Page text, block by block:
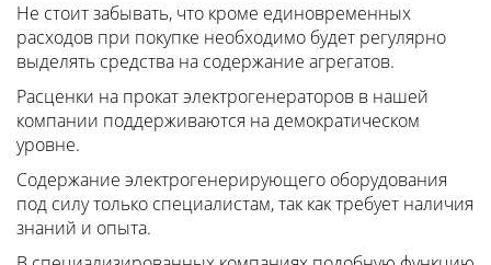
Не стоит забывать, что кроме единовременных
расходов при покупке необходимо будет регулярно
выделять средства на содержание агрегатов.
Расценки на прокат электрогенераторов в нашей
компании поддерживаются на демократическом
уровне.
Содержание электрогенерирующего оборудования
под силу только специалистам, так как требует наличия
знаний и опыта.